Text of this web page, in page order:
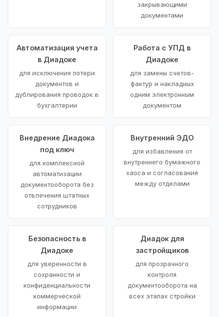
закрывающими
документами
Автоматизация учета
в Диадоке
для исключения потери
документов и
дублирования проводок в
бухгалтерии
Работа с УПД в
Диадоке
для замены счетов-
фактур и накладных
одним электронным
документом
Внедрение Диадока
под ключ
для комплексной
автоматизации
документооборота без
отвлечения штатных
сотрудников
Внутренний ЭДО
для избавления от
внутреннего бумажного
хаоса и согласования
между отделами
Безопасность в
Диадоке
для уверенности в
сохранности и
конфиденциальности
коммерческой
информации
Диадок для
застройщиков
для прозрачного
контроля
документооборота на
всех этапах стройки